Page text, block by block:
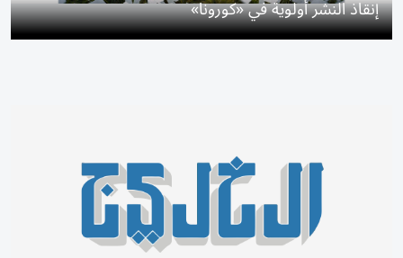
إنقاذ النشر أولوية في «كورونا»